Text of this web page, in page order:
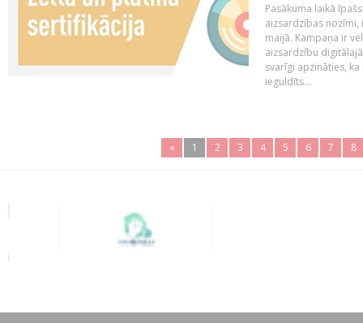
Pasākuma laikā
aizsardzības nozīmi,
maijā. Kampaņa ir
aizsardzību
svarīgi apzināties,
ieguldīts...
« 1 2 3 4 5 6 7 8